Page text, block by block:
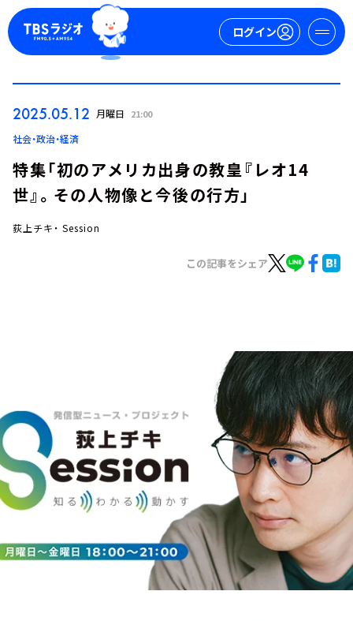
ログイン
会社情報
2025.05.12 月曜日 21:00
社会・政治・経済
特集「初のアメリカ出身の教皇『レオ14
世』。その人物像と今後の行方」
荻上チキ・ Session
この記事をシェア